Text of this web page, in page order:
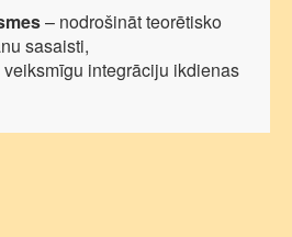
– nodrošināt teorētisko
sasaisti,
integrāciju ikdienas